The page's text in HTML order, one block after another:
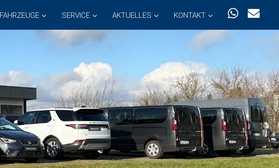
FAHRZEUGE SERVICE AKTUELLES KONTAKT